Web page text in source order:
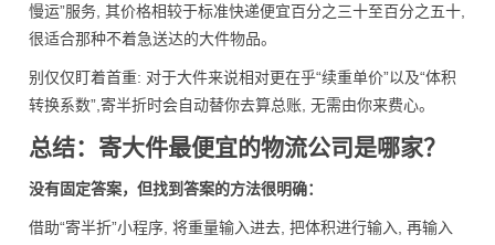
慢运”服务, 其价格相较于标准快递便宜百分之三十至百分之五十,
很适合那种不着急送达的大件物品。
别仅仅盯着首重: 对于大件来说相对更在乎“续重单价”以及“体积
转换系数”,寄半折时会自动替你去算总账, 无需由你来费心。
总结：寄大件最便宜的物流公司是哪家？
没有固定答案，但找到答案的方法很明确：
借助“寄半折”小程序, 将重量输入进去, 把体积进行输入, 再输入